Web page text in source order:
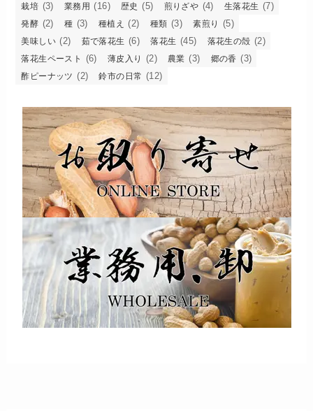
栽培 (3) 業務用 (16) 歴史 (5) 煎りざや (4) 生落花生 (7)
発酵 (2) 種 (3) 種植え (2) 種類 (3) 素煎り (5)
美味しい (2) 茹で落花生 (6) 落花生 (45) 落花生の殻 (2)
落花生ペースト (6) 薄皮入り (2) 農業 (3) 郷の香 (3)
酢ピーナッツ (2) 鈴市の日常 (12)